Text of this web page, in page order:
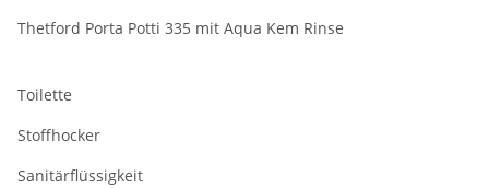
Thetford Porta Potti 335 mit Aqua Kem Rinse
Toilette
Stoffhocker
Sanitärflüssigkeit